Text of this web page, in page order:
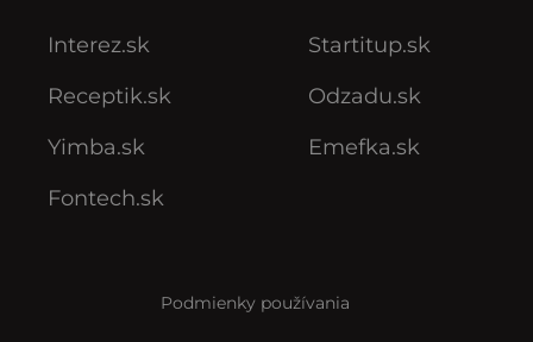
Interez.sk
Receptik.sk
Yimba.sk
Fontech.sk
Startitup.sk
Odzadu.sk
Emefka.sk
Podmienky používania